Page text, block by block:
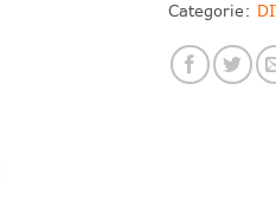
Categorie: